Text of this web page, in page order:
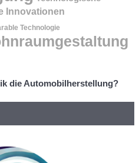
Innovationen
Technologie
die Automobilherstellung?